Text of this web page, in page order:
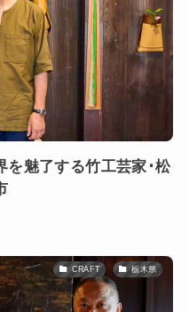
を魅了する竹工芸家･松
CRAFT 栃木県